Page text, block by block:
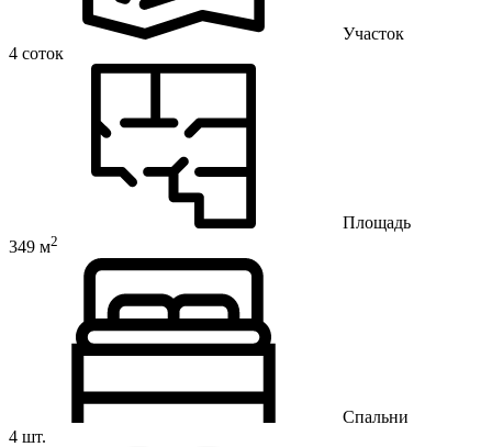
Участок
4 соток
Площадь
349 м2
Спальни
4 шт.